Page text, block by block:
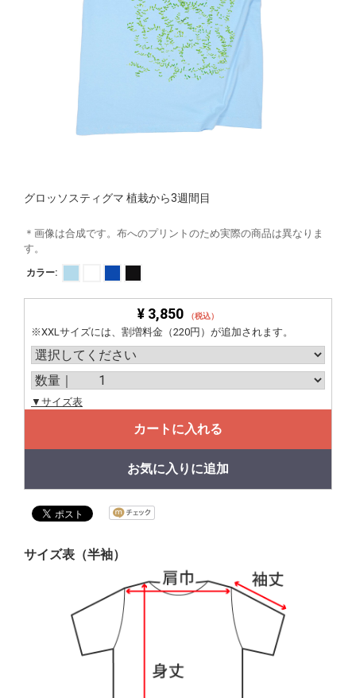
グロッソスティグマ 植栽から3週間目
＊画像は合成です。布へのプリントのため実際の商品は異なりま
す。
カラー:
¥ 3,850 （税込）
※XXLサイズには、割増料金（220円）が追加されます。
▼サイズ表
カートに入れる
お気に入りに追加
サイズ表（半袖）